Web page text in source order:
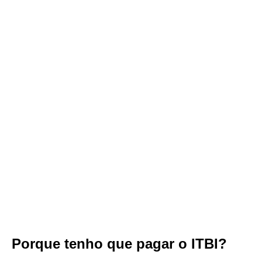
Porque tenho que pagar o ITBI?